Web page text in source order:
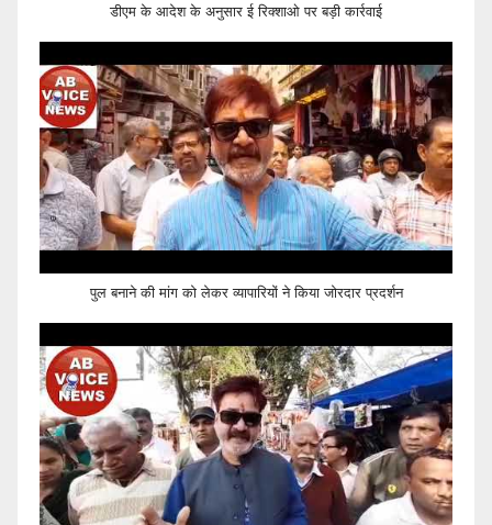
डीएम के आदेश के अनुसार ई रिक्शाओ पर बड़ी कार्रवाई
पुल बनाने की मांग को लेकर व्यापारियों ने किया जोरदार प्रदर्शन